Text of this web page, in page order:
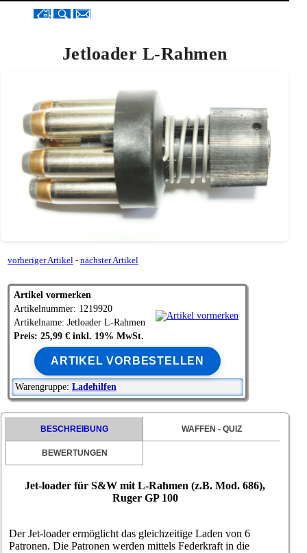
Jetloader L-Rahmen
vorheriger Artikel - nächster Artikel
Artikel vormerken
Artikelnummer: 1219920
Artikelname: Jetloader L-Rahmen
Preis: 25,99 € inkl. 19% MwSt.
ARTIKEL VORBESTELLEN
Warengruppe: Ladehilfen
BESCHREIBUNG WAFFEN - QUIZ
BEWERTUNGEN
Jet-loader für S&W mit L-Rahmen (z.B. Mod. 686),
Ruger GP 100
Der Jet-loader ermöglicht das gleichzeitige Laden von 6
Patronen. Die Patronen werden mittels Federkraft in die